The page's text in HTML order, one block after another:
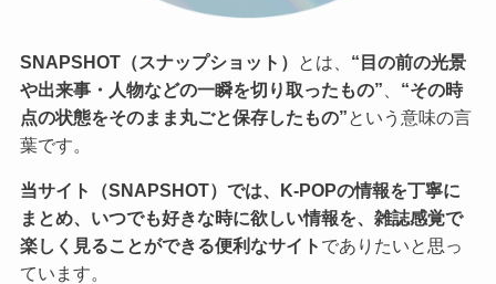
SNAPSHOT（スナップショット） とは、 “目の前の光景
や出来事・人物などの一瞬を切り取ったもの”
“その時
点の状態をそのまま丸ごと保存したもの” という意味の言
葉です。
当サイト（SNAPSHOT）では、K-POPの情報を丁寧に
まとめ、いつでも好きな時に欲しい情報を、雑誌感覚で
楽しく見ることができる便利なサイト でありたいと思っ
ています。